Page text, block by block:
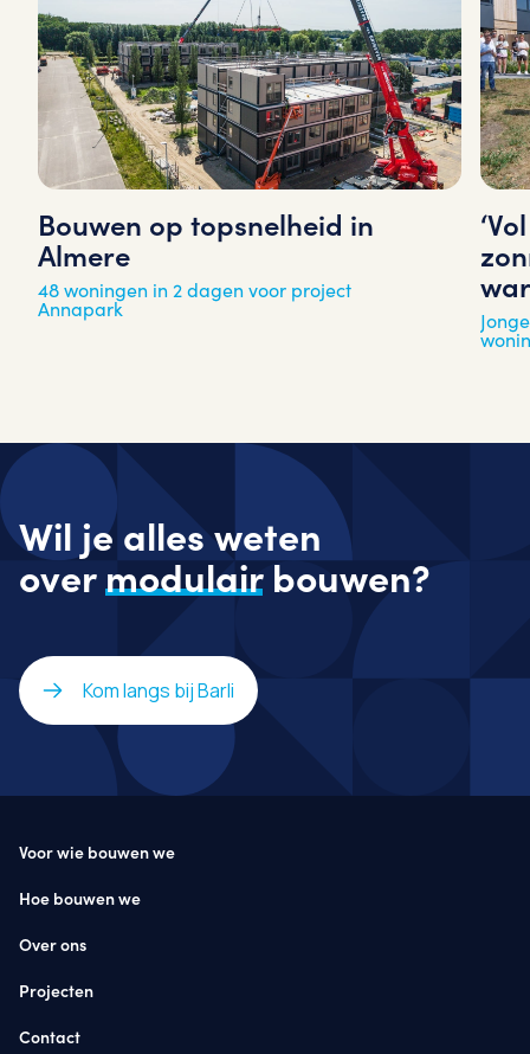
Bouwen op topsnelheid in
Almere
48 woningen in 2 dagen voor project
Annapark
Wil je alles weten
overmodulairbouwen?
Kom langs bij Barli
Voor wie bouwen we
Hoe bouwen we
Over ons
Projecten
Contact